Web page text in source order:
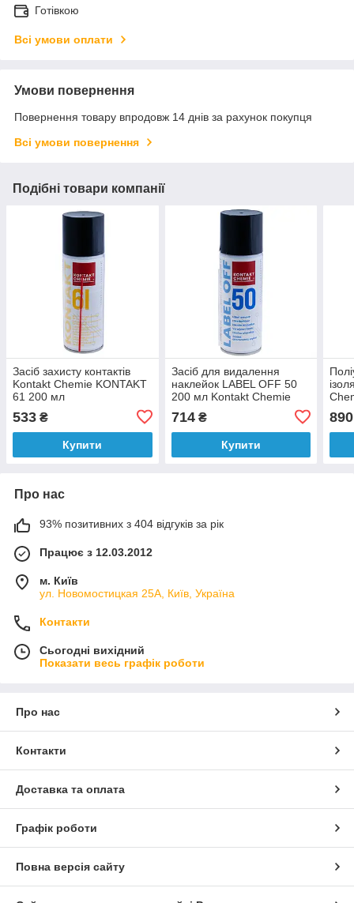
Готівкою
Всі умови оплати
Умови повернення
Повернення товару впродовж 14 днів за рахунок покупця
Всі умови повернення
Подібні товари компанії
Засіб захисту контактів
Kontakt Chemie KONTAKT
61 200 мл
533 ₴
Купити
Засіб для видалення
наклейок LABEL OFF 50
200 мл Kontakt Chemie
714₴
Купити
890
Про нас
93% позитивних з 404 відгуків за рік
Працює з 12.03.2012
м. Київ
ул. Новомостицкая 25А, Київ, Україна
Контакти
Сьогодні вихідний
Показати весь графік роботи
Про нас
Контакти
Доставка та оплата
Графік роботи
Повна версія сайту